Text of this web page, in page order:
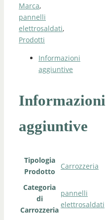
Marca,
pannelli
elettrosaldati,
Prodotti
Informazioni
aggiuntive
Informazioni
aggiuntive
Tipologia
Prodotto
Carrozzeria
Categoria
di
Carrozzeria
pannelli
elettrosaldati